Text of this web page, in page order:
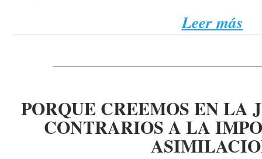
Leer más
PORQUE CREEMOS EN LA
CONTRARIOS A LA